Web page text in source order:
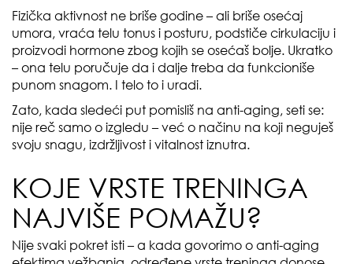
Fizička aktivnost ne briše godine – ali briše osećaj
umora, vraća telu tonus i posturu, podstiče cirkulaciju i
proizvodi hormone zbog kojih se osećaš bolje. Ukratko
– ona telu poručuje da i dalje treba da funkcioniše
punom snagom. I telo to i uradi.
Zato, kada sledeći put pomisliš na anti-aging, seti se:
nije reč samo o izgledu – već o načinu na koji neguješ
svoju snagu, izdržljivost i vitalnost iznutra.
KOJE VRSTE TRENINGA
NAJVIŠE POMAŽU?
Nije svaki pokret isti – a kada govorimo o anti-aging